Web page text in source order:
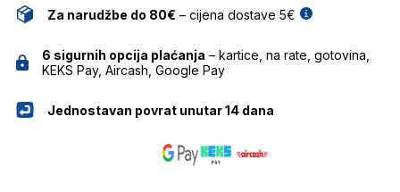
Za narudžbe do 80€ – cijena dostave 5€
6 sigurnih opcija plaćanja – kartice, na rate, gotovina,
KEKS Pay, Aircash, Google Pay
Jednostavan povrat unutar 14 dana